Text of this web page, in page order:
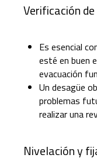
Verificación
Es esencial
esté en buen
evacuación
Un desagüe
problemas
realizar una
Nivelación y